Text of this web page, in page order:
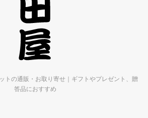
トの通販・お取り寄せ｜ギフトやプレゼント、贈
答品におすすめ